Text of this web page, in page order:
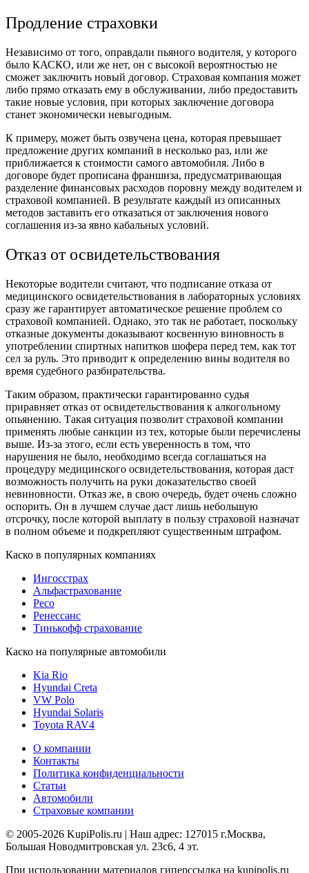
Продление страховки
Независимо от того, оправдали пьяного водителя, у которого
было КАСКО, или же нет, он с высокой вероятностью не
сможет заключить новый договор. Страховая компания может
либо прямо отказать ему в обслуживании, либо предоставить
такие новые условия, при которых заключение договора
станет экономически невыгодным.
К примеру, может быть озвучена цена, которая превышает
предложение других компаний в несколько раз, или же
приближается к стоимости самого автомобиля. Либо в
договоре будет прописана франшиза, предусматривающая
разделение финансовых расходов поровну между водителем и
страховой компанией. В результате каждый из описанных
методов заставить его отказаться от заключения нового
соглашения из-за явно кабальных условий.
Отказ от освидетельствования
Некоторые водители считают, что подписание отказа от
медицинского освидетельствования в лабораторных условиях
сразу же гарантирует автоматическое решение проблем со
страховой компанией. Однако, это так не работает, поскольку
отказные документы доказывают косвенную виновность в
употреблении спиртных напитков шофера перед тем, как тот
сел за руль. Это приводит к определению вины водителя во
время судебного разбирательства.
Таким образом, практически гарантированно судья
приравняет отказ от освидетельствования к алкогольному
опьянению. Такая ситуация позволит страховой компании
применять любые санкции из тех, которые были перечислены
выше. Из-за этого, если есть уверенность в том, что
нарушения не было, необходимо всегда соглашаться на
процедуру медицинского освидетельствования, которая даст
возможность получить на руки доказательство своей
невиновности. Отказ же, в свою очередь, будет очень сложно
оспорить. Он в лучшем случае даст лишь небольшую
отсрочку, после которой выплату в пользу страховой назначат
в полном объеме и подкрепляют существенным штрафом.
Каско в популярных компаниях
Ингосстрах
Альфастрахование
Ресо
Ренессанс
Тинькофф страхование
Каско на популярные автомобили
Kia Rio
Hyundai Creta
VW Polo
Hyundai Solaris
Toyota RAV4
О компании
Контакты
Политика конфиденциальности
Статьи
Автомобили
Страховые компании
© 2005-2026 KupiPolis.ru | Наш адрес: 127015 г.Москва,
Большая Новодмитровская ул. 23с6, 4 эт.
При использовании материалов гиперссылка на kupipolis.ru